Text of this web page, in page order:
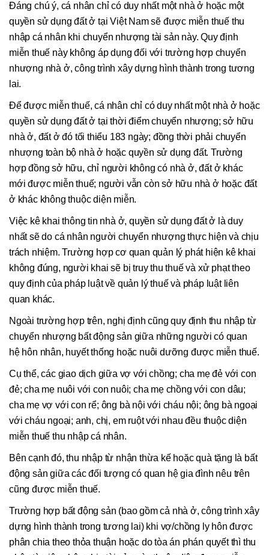
Đáng chú ý, cá nhân chỉ có duy nhất một nhà ở hoặc một
quyền sử dụng đất ở tại Việt Nam sẽ được miễn thuế thu
nhập cá nhân khi chuyển nhượng tài sản này. Quy định
miễn thuế này không áp dụng đối với trường hợp chuyển
nhượng nhà ở, công trình xây dựng hình thành trong tương
lai.
Để được miễn thuế, cá nhân chỉ có duy nhất một nhà ở hoặc
quyền sử dụng đất ở tại thời điểm chuyển nhượng; sở hữu
nhà ở, đất ở đó tối thiểu 183 ngày; đồng thời phải chuyển
nhượng toàn bộ nhà ở hoặc quyền sử dụng đất. Trường
hợp đồng sở hữu, chỉ người không có nhà ở, đất ở khác
mới được miễn thuế; người vẫn còn sở hữu nhà ở hoặc đất
ở khác không thuộc diện miễn.
Việc kê khai thông tin nhà ở, quyền sử dụng đất ở là duy
nhất sẽ do cá nhân người chuyển nhượng thực hiện và chịu
trách nhiệm. Trường hợp cơ quan quản lý phát hiện kê khai
không đúng, người khai sẽ bị truy thu thuế và xử phạt theo
quy định của pháp luật về quản lý thuế và pháp luật liên
quan khác.
Ngoài trường hợp trên, nghị định cũng quy định thu nhập từ
chuyển nhượng bất động sản giữa những người có quan
hệ hôn nhân, huyết thống hoặc nuôi dưỡng được miễn thuế.
Cụ thể, các giao dịch giữa vợ với chồng; cha mẹ đẻ với con
đẻ; cha mẹ nuôi với con nuôi; cha mẹ chồng với con dâu;
cha mẹ vợ với con rể; ông bà nội với cháu nội; ông bà ngoại
với cháu ngoại; anh, chị, em ruột với nhau đều thuộc diện
miễn thuế thu nhập cá nhân.
Bên cạnh đó, thu nhập từ nhận thừa kế hoặc quà tặng là bất
động sản giữa các đối tượng có quan hệ gia đình nêu trên
cũng được miễn thuế.
Trường hợp bất động sản (bao gồm cả nhà ở, công trình xây
dựng hình thành trong tương lai) khi vợ/chồng ly hôn được
phân chia theo thỏa thuận hoặc do tòa án phán quyết thì thu